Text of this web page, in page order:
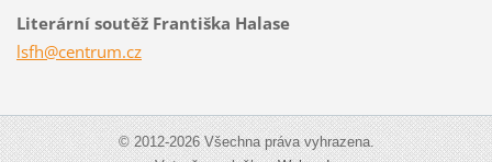
Literární soutěž Františka Halase
lsfh@centrum.cz
© 2012-2026 Všechna práva vyhrazena.